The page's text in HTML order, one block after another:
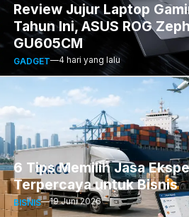
Review Jujur Laptop
Tahun Ini, ASUS ROG
GU605CM
GADGET—4 hari yang lalu
6 Tips Memilih Jasa
Terpercaya untuk Bisnis
BISNIS—19 Juni 2026